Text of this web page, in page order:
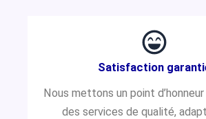
Satisfaction
Nous mettons un point
des services de qualité,